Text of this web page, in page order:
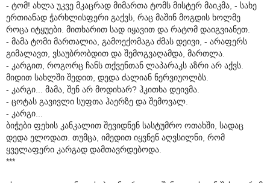
- ტომ! ახლა უკვე მკაცრად მიმართა ტომს მისტერ მაიკმა, - სახე
ერთიანად ჭარხლისფერი გაქვს, რაც მაშინ მოგდის ხოლმე
როცა იტყუები. მითხარით სად იყავით და რატომ დაიგვიანეთ.
- მამა ტომი მართალია, გამოექომაგა ძმას დეივი, - არაფერს
გიმალავთ, ვსაუბრობდით და შემოგვაღამდა, მართლა.
- კარგით, როგორც ჩანს თქვენთან ლაპარაკს აზრი არ აქვს.
მიდით სახლში შედით, დედა ძალიან ნერვიუოლბს.
- კარგი... მამა, შენ არ მოდიხარ? ჰკითხა დეივმა.
- ცოტას გავივლი სუფთა ჰაერზე და შემოვალ.
- კარგი...
ბიჭები ფეხის კანკალით შევიდნენ სასტუმრო ოთახში, სადაც
დედა ელოდათ. თუმცა, იმედით იყვნენ აღვსილნი, რომ
ყველაფერი კარგად დამთავრდებოდა.
***